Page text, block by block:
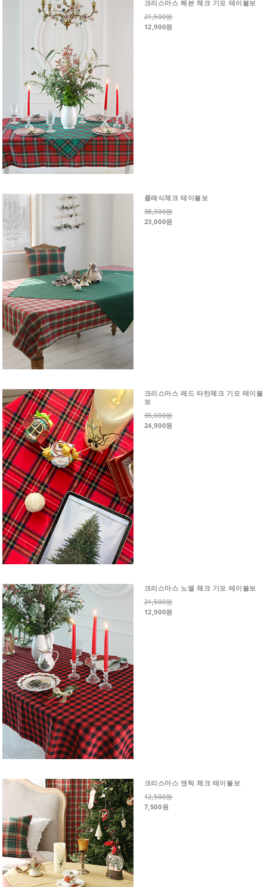
크리스마스 헤븐 체크 기모 테이블보
21,500원
12,900원
클래식체크 테이블보
38,300원
23,000원
크리스마스 레드 타탄체크 기모 테이블
보
35,000원
24,900원
크리스마스 노엘 체크 기모 테이블보
21,500원
12,900원
크리스마스 앤틱 체크 테이블보
12,500원
7,500원